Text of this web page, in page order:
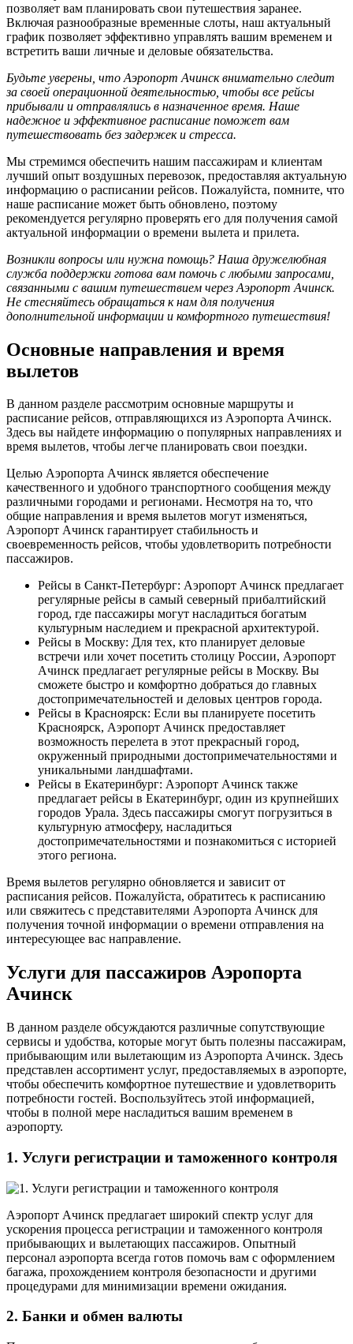
позволяет вам планировать свои путешествия заранее.
Включая разнообразные временные слоты, наш актуальный
график позволяет эффективно управлять вашим временем и
встретить ваши личные и деловые обязательства.
Будьте уверены, что Аэропорт Ачинск внимательно следит
за своей операционной деятельностью, чтобы все рейсы
прибывали и отправлялись в назначенное время. Наше
надежное и эффективное расписание поможет вам
путешествовать без задержек и стресса.
Мы стремимся обеспечить нашим пассажирам и клиентам
лучший опыт воздушных перевозок, предоставляя актуальную
информацию о расписании рейсов. Пожалуйста, помните, что
наше расписание может быть обновлено, поэтому
рекомендуется регулярно проверять его для получения самой
актуальной информации о времени вылета и прилета.
Возникли вопросы или нужна помощь? Наша дружелюбная
служба поддержки готова вам помочь с любыми запросами,
связанными с вашим путешествием через Аэропорт Ачинск.
Не стесняйтесь обращаться к нам для получения
дополнительной информации и комфортного путешествия!
Основные направления и время
вылетов
В данном разделе рассмотрим основные маршруты и
расписание рейсов, отправляющихся из Аэропорта Ачинск.
Здесь вы найдете информацию о популярных направлениях и
время вылетов, чтобы легче планировать свои поездки.
Целью Аэропорта Ачинск является обеспечение
качественного и удобного транспортного сообщения между
различными городами и регионами. Несмотря на то, что
общие направления и время вылетов могут изменяться,
Аэропорт Ачинск гарантирует стабильность и
своевременность рейсов, чтобы удовлетворить потребности
пассажиров.
Рейсы в Санкт-Петербург: Аэропорт Ачинск предлагает
регулярные рейсы в самый северный прибалтийский
город, где пассажиры могут насладиться богатым
культурным наследием и прекрасной архитектурой.
Рейсы в Москву: Для тех, кто планирует деловые
встречи или хочет посетить столицу России, Аэропорт
Ачинск предлагает регулярные рейсы в Москву. Вы
сможете быстро и комфортно добраться до главных
достопримечательностей и деловых центров города.
Рейсы в Красноярск: Если вы планируете посетить
Красноярск, Аэропорт Ачинск предоставляет
возможность перелета в этот прекрасный город,
окруженный природными достопримечательностями и
уникальными ландшафтами.
Рейсы в Екатеринбург: Аэропорт Ачинск также
предлагает рейсы в Екатеринбург, один из крупнейших
городов Урала. Здесь пассажиры смогут погрузиться в
культурную атмосферу, насладиться
достопримечательностями и познакомиться с историей
этого региона.
Время вылетов регулярно обновляется и зависит от
расписания рейсов. Пожалуйста, обратитесь к расписанию
или свяжитесь с представителями Аэропорта Ачинск для
получения точной информации о времени отправления на
интересующее вас направление.
Услуги для пассажиров Аэропорта
Ачинск
В данном разделе обсуждаются различные сопутствующие
сервисы и удобства, которые могут быть полезны пассажирам,
прибывающим или вылетающим из Аэропорта Ачинск. Здесь
представлен ассортимент услуг, предоставляемых в аэропорте,
чтобы обеспечить комфортное путешествие и удовлетворить
потребности гостей. Воспользуйтесь этой информацией,
чтобы в полной мере насладиться вашим временем в
аэропорту.
1. Услуги регистрации и таможенного контроля
Аэропорт Ачинск предлагает широкий спектр услуг для
ускорения процесса регистрации и таможенного контроля
прибывающих и вылетающих пассажиров. Опытный
персонал аэропорта всегда готов помочь вам с оформлением
багажа, прохождением контроля безопасности и другими
процедурами для минимизации времени ожидания.
2. Банки и обмен валюты